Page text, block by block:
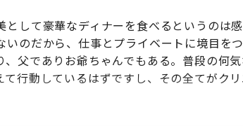
として豪華なディナーを食べるというのは
いのだから、仕事とプライベートに境目を
父でありお爺ちゃんでもある。普段の何
行動しているはずですし、その全てがク